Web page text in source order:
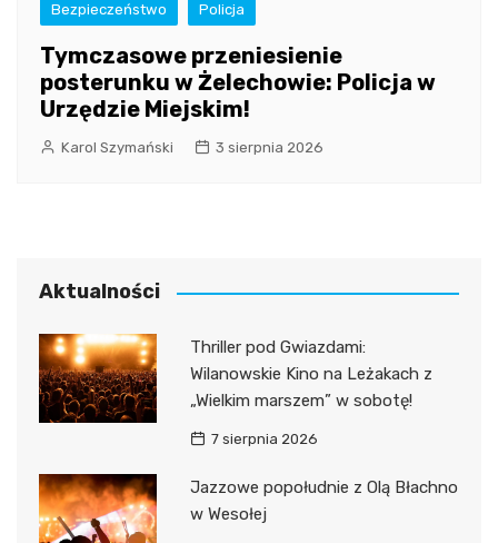
Bezpieczeństwo Policja
Tymczasowe przeniesienie
posterunku w Żelechowie: Policja w
Urzędzie Miejskim!
Karol Szymański 3 sierpnia 2026
Aktualności
Thriller pod Gwiazdami:
Wilanowskie Kino na Leżakach z
„Wielkim marszem” w sobotę!
7 sierpnia 2026
Jazzowe popołudnie z Olą Błachno
w Wesołej